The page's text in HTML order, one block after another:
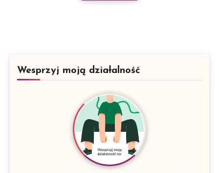
Wesprzyj moją działalność